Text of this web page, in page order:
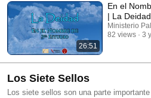
26:51
En el
| La Deidad
Ministerio
82 views
3
Los Siete Sellos
Los siete sellos son una parte